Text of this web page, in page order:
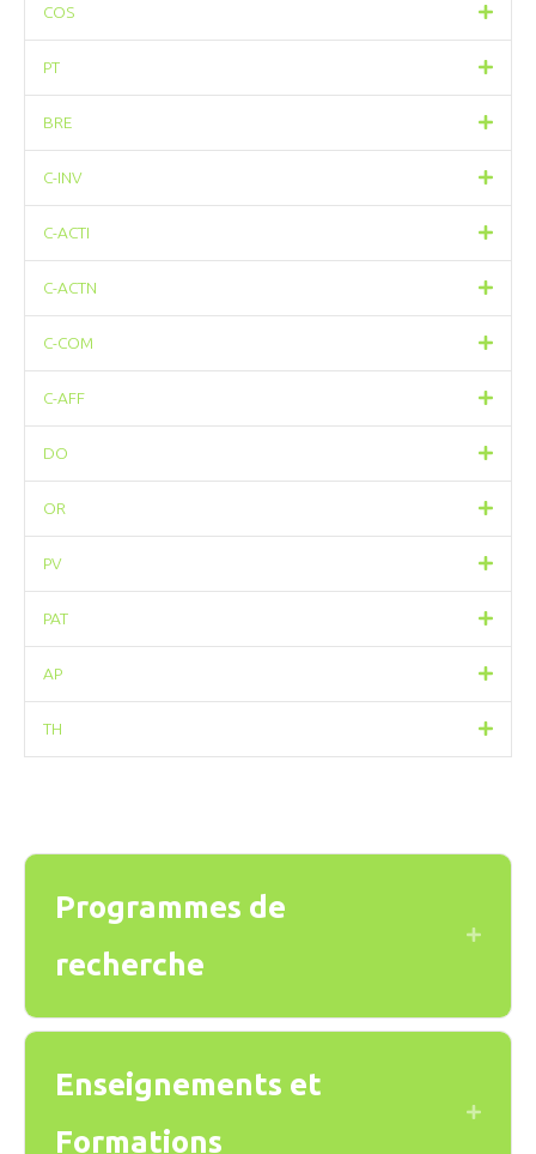
COS
PT
BRE
C-INV
C-ACTI
C-ACTN
C-COM
C-AFF
DO
OR
PV
PAT
AP
TH
Programmes de
recherche
Expand
Enseignements et
Formations
Expand